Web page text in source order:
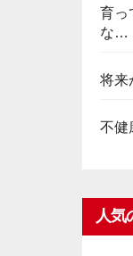
育っ
な…
将来
不健
人気